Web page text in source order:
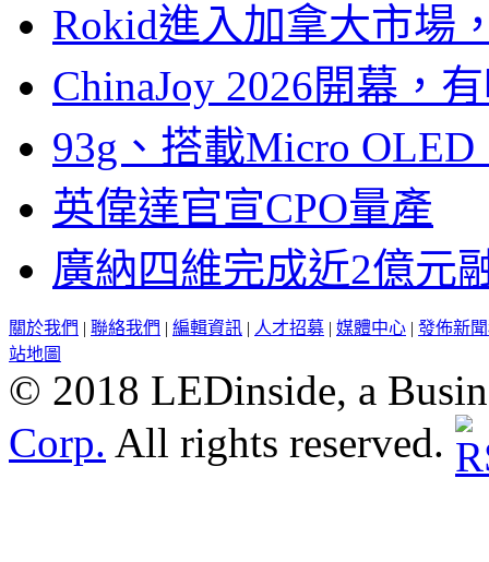
Rokid進入加拿大市場
ChinaJoy 2026開幕，
93g、搭載Micro
英偉達官宣CPO量產
廣納四維完成近2億元
關於我們 | 聯絡我們 | 編輯資訊 | 人才招募 | 媒體中心 | 發佈新
站地圖
© 2018 LEDinside, a
Corp. All rights reserved.